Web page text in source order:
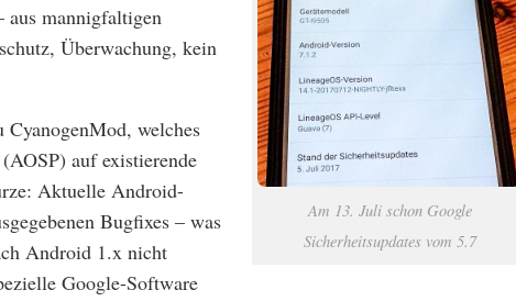
Am 13. Juli schon Google
Sicherheitsupdates vom 5.7
mannigfaltigen
Überwachung, kein
welches
auf existierende
Aktuelle Android-
Bugfixes – was
Android 1.x nicht
Google-Software